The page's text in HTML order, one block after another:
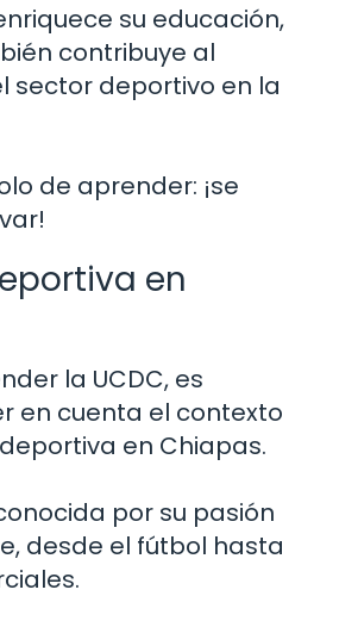
su educación,
contribuye al
sector deportivo en la
de aprender: ¡se
en
la UCDC, es
en cuenta el contexto
en Chiapas.
por su pasión
desde el fútbol hasta